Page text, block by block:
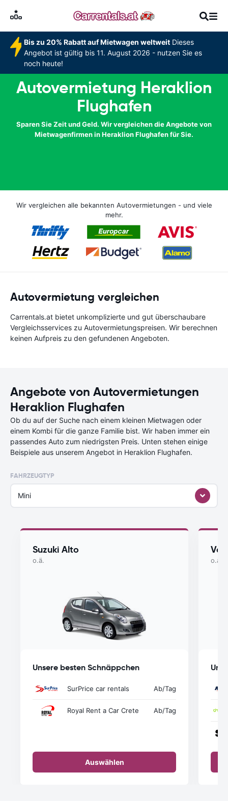
Bis zu 20% Rabatt auf Mietwagen weltweitDieses
Angebot ist gültig bis 11. August 2026 - nutzen Sie es
noch heute!
Autovermietung Heraklion
Flughafen
Sparen Sie Zeit und Geld. Wir vergleichen die Angebote von
Mietwagenfirmen in Heraklion Flughafen für Sie.
Wir vergleichen alle bekannten Autovermietungen - und viele
mehr.
Autovermietung vergleichen
Carrentals.at bietet unkomplizierte und gut überschaubare
Vergleichsservices zu Autovermietungspreisen. Wir berechnen
keinen Aufpreis zu den gefundenen Angeboten.
Angebote von Autovermietungen
Heraklion Flughafen
Ob du auf der Suche nach einem kleinen Mietwagen oder
einem Kombi für die ganze Familie bist. Wir haben immer ein
passendes Auto zum niedrigsten Preis. Unten stehen einige
Beispiele aus unserem Angebot in Heraklion Flughafen.
FAHRZEUGTYP
Mini
Suzuki Alto
o.ä.
Unsere besten Schnäppchen
SurPrice car rentals Ab/Tag
Royal Rent a Car Crete Ab/Tag
Auswählen
o.ä.